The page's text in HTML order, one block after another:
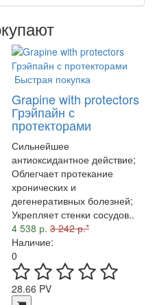
Быстрая покупка
Grapine with protectors
Грэйпайн с
протекторами
Сильнейшее
антиоксидантное действие;
Облегчает протекание
хронических и
дегенеративных болезней;
Укрепляет стенки сосудов..
4 538 р. 3 242 р.*
Наличие:
0
28.66 PV